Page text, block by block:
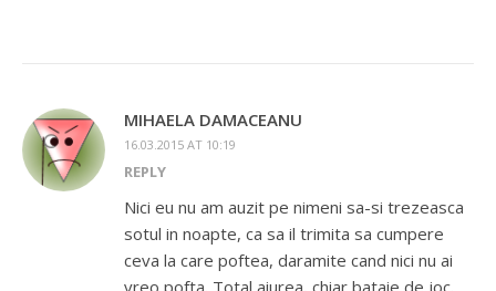
MIHAELA DAMACEANU
16.03.2015 AT 10:19
REPLY
Nici eu nu am auzit pe nimeni sa-si trezeasca
sotul in noapte, ca sa il trimita sa cumpere
ceva la care poftea, daramite cand nici nu ai